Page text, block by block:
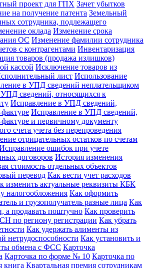
проект для ГПХ Зачет убытков
на получение патента Земельный
сотрудника, подлежащего
оклада Изменение срока
ОС Изменение фамилии сотрудника
с контрагентами Инвентаризация
товаров (продажа излишков)
кассой Исключение товаров из
лист Использование
в УПД сведений неплательщиком
сведений, относящихся к
Исправление в УПД сведений,
Исправление в УПД сведений,
и первичному документу
счета учета без перепроведения
отрицательных остатков по счетам
ошибок при учете
договоров История изменения
стоимость отдельных объектов
перевод Как вести учет расходов
изменить актуальные реквизиты КБК
налогообложения Как оформить
и грузополучатель разные лица Как
а продавать поштучно Как проверить
по региону регистрации Как убрать
Как удержать алименты из
нетрудоспособности Как установить и
обмена с ФСС Карточка
Карточка по форме № 10 Карточка по
книга Квартальная премия сотрудникам